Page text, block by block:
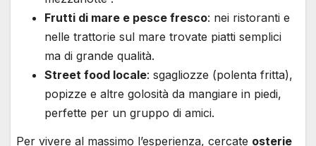
Frutti di mare e pesce fresco: nei ristoranti e
nelle trattorie sul mare trovate piatti semplici
ma di grande qualità.
Street food locale: sgagliozze (polenta fritta),
popizze e altre golosità da mangiare in piedi,
perfette per un gruppo di amici.
Per vivere al massimo l’esperienza, cercate osterie